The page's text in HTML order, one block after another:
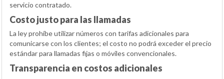
servicio contratado.
Costo justo para las llamadas
La ley prohíbe utilizar números con tarifas adicionales para
comunicarse con los clientes; el costo no podrá exceder el precio
estándar para llamadas fijas o móviles convencionales.
Transparencia en costos adicionales